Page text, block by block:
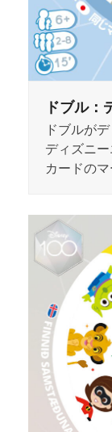
ドブル：
ドブルが
ディズニ
カードの